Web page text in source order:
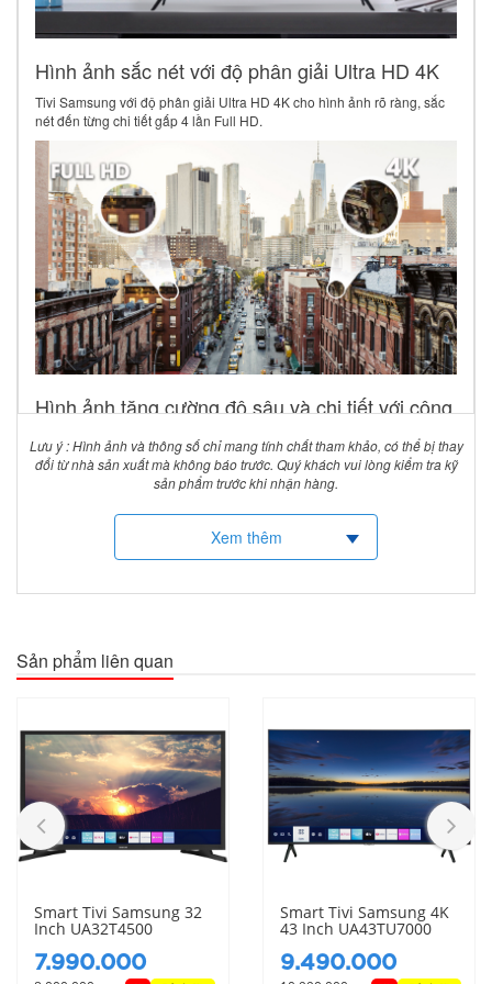
Hình ảnh sắc nét với độ phân giải Ultra HD 4K
Tivi Samsung với độ phân giải Ultra HD 4K cho hình ảnh rõ ràng, sắc
nét đến từng chi tiết gấp 4 lần Full HD.
Hình ảnh tăng cường độ sâu và chi tiết với công
Công nghệ HDR10+ của tivi Samsung 4K là làm tăng độ sâu và độ chi
tiết của hình ảnh mà không làm thay đổi các đặc tính vốn có của hình
ảnh giúp cho người dùng có thể nhìn thấy màu sắc với chất lượng tốt
nhất trong từng khung hình.
Hình ảnh sắc nét và màu sắc sống động như
thực với với công nghệ Crystal Display
Đắm chìm trong từng khung hình rực rỡ với dải sắc màu rộng lớn. Công
Lưu ý : Hình ảnh và thông số chỉ mang tính chất tham khảo, có thể bị thay
đổi từ nhà sản xuất mà không báo trước. Quý khách vui lòng kiểm tra kỹ
sản phẩm trước khi nhận hàng.
Xem thêm
Sản phẩm liên quan
Smart Tivi Samsung 32
Inch UA32T4500
7.990.000
Smart Tivi Samsung 4K
43 Inch UA43TU7000
9.490.000